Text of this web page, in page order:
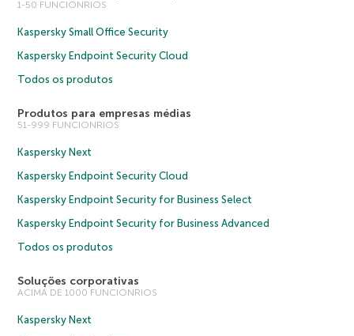
1-50 FUNCIONRIOS
Kaspersky Small Office Security
Kaspersky Endpoint Security Cloud
Todos os produtos
Produtos para empresas médias
51-999 FUNCIONRIOS
Kaspersky Next
Kaspersky Endpoint Security Cloud
Kaspersky Endpoint Security for Business Select
Kaspersky Endpoint Security for Business Advanced
Todos os produtos
Soluções corporativas
ACIMA DE 1000 FUNCIONRIOS
Kaspersky Next